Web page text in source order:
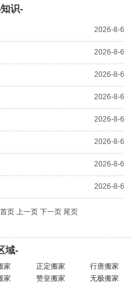
识-
2026-8-6
2026-8-6
2026-8-6
2026-8-6
2026-8-6
2026-8-6
2026-8-6
2026-8-6
首页 上一页 下一页 尾页
域-
家 正定搬家
行唐搬家
家 赞皇搬家 无极搬家